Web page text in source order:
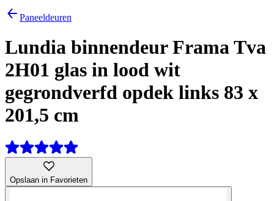
Paneeldeuren
Lundia binnendeur Frama Tva
2H01 glas in lood wit
gegrondverfd opdek links 83 x
201,5 cm
Opslaan in Favorieten